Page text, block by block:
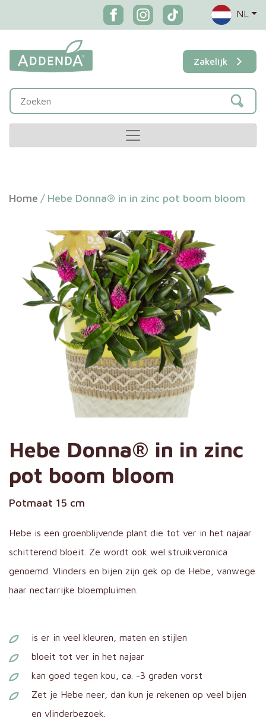
NL
Zakelijk
Home / Hebe Donna® in in zinc pot boom bloom
Hebe Donna® in in zinc
pot boom bloom
Potmaat 15 cm
Hebe is een groenblijvende plant die tot ver in het najaar
schitterend bloeit. Ze wordt ook wel struikveronica
genoemd. Vlinders en bijen zijn gek op de Hebe, vanwege
haar nectarrijke bloempluimen.
is er in veel kleuren, maten en stijlen
bloeit tot ver in het najaar
kan goed tegen kou, ca. -3 graden vorst
Zet je Hebe neer, dan kun je rekenen op veel bijen
en vlinderbezoek.